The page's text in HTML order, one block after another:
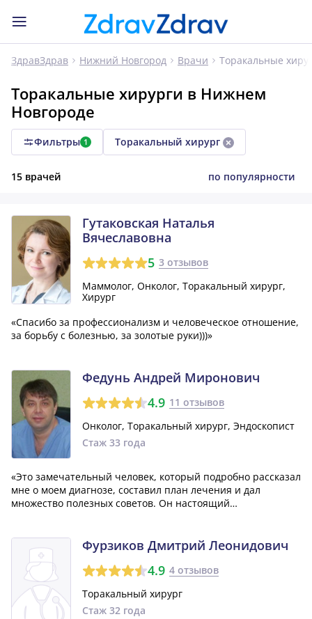
ЗдравЗдрав Нижний Новгород Врачи Торакальные
Торакальные хирурги в Нижнем
Новгороде
Фильтры 1 Торакальный хирург
15 врачей по популярности
Гутаковская Наталья
Вячеславовна
5 3 отзывов
Маммолог, Онколог, Торакальный хирург,
Хирург
«Спасибо за профессионализм и человеческое отношение,
за борьбу с болезнью, за золотые руки)))»
Федунь Андрей Миронович
4.9 11 отзывов
Онколог, Торакальный хирург, Эндоскопист
Стаж 33 года
«Это замечательный человек, который подробно рассказал
мне о моем диагнозе, составил план лечения и дал
множество полезных советов. Он настоящий
внимательно относились к своим пациентам,...»
Фурзиков Дмитрий Леонидович
4.9 4 отзывов
Торакальный хирург
Стаж 32 года